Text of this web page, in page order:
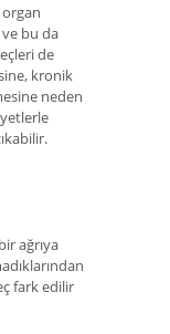
organ
bu da
de
kronik
neden
ağrıya
fark edilir